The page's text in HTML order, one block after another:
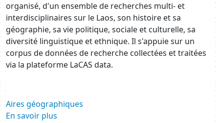
organisé, d'un ensemble de recherches multi- et
interdisciplinaires sur le Laos, son histoire et sa
géographie, sa vie politique, sociale et culturelle, sa
diversité linguistique et ethnique. Il s'appuie sur un
corpus de données de recherche collectées et traitées
via la plateforme LaCAS data.
Aires géographiques
En savoir plus